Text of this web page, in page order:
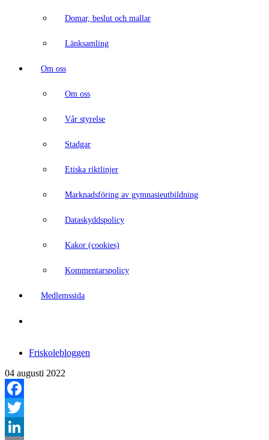
Domar, beslut och mallar
Länksamling
Om oss
Om oss
Vår styrelse
Stadgar
Etiska riktlinjer
Marknadsföring av gymnasieutbildning
Dataskyddspolicy
Kakor (cookies)
Kommentarspolicy
Medlemssida
Friskolebloggen
04 augusti 2022
Facebook
Twitter